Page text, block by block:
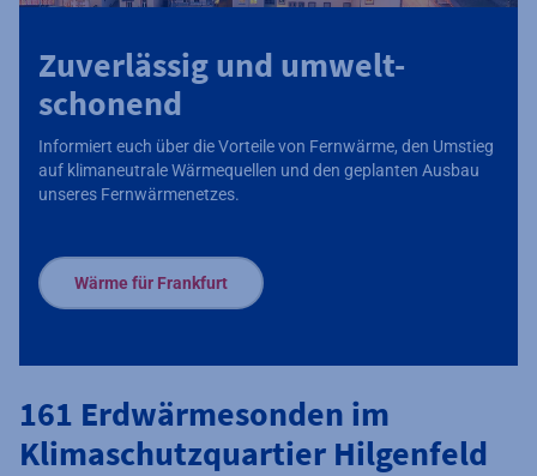
Zuverlässig und umwelt-
schonend
Informiert euch über die Vorteile von Fernwärme, den Umstieg
auf klimaneutrale Wärmequellen und den geplanten Ausbau
unseres Fernwärmenetzes.
Wärme für Frankfurt
161 Erdwärmesonden im
Klimaschutzquartier Hilgenfeld